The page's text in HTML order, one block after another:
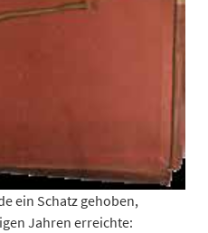
ein Schatz gehoben,
Jahren erreichte: